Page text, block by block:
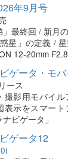
年9月号
」最終回 / 新月
星」の定義 /
12-20mm
ゲータ・モ
ース
撮影用モバイ
表示をスマー
ビゲータ」
ゲータ12